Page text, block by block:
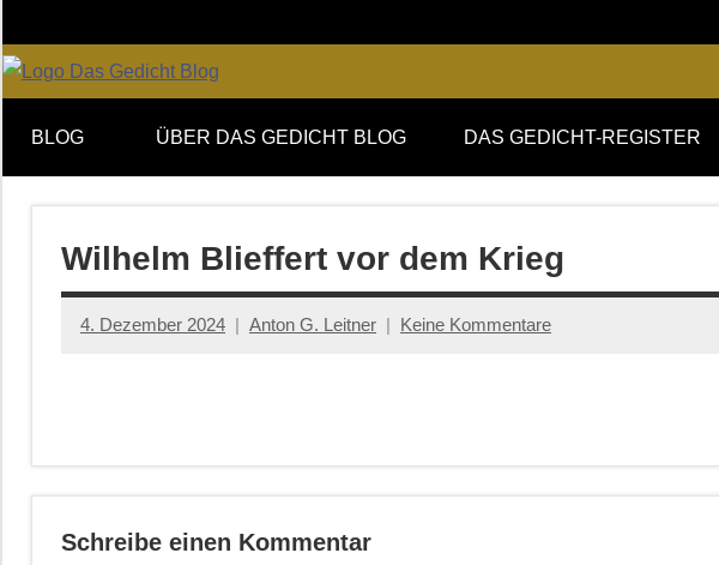
Inhalt
springen
DAS
GEDICHT
blog
von
DAS
GEDICHT.
Zeitschrift
für
Lyrik,
Essay
BLOG ÜBER DAS GEDICHT BLOG DAS GEDICHT-REGISTER
Wilhelm Blieffert vor dem Krieg
4. Dezember 2024 Anton G. Leitner Keine Kommentare
Schreibe einen Kommentar